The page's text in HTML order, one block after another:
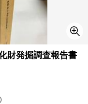
財発掘調査報告書